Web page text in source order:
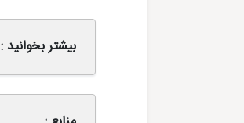
بیشتر بخوانید :